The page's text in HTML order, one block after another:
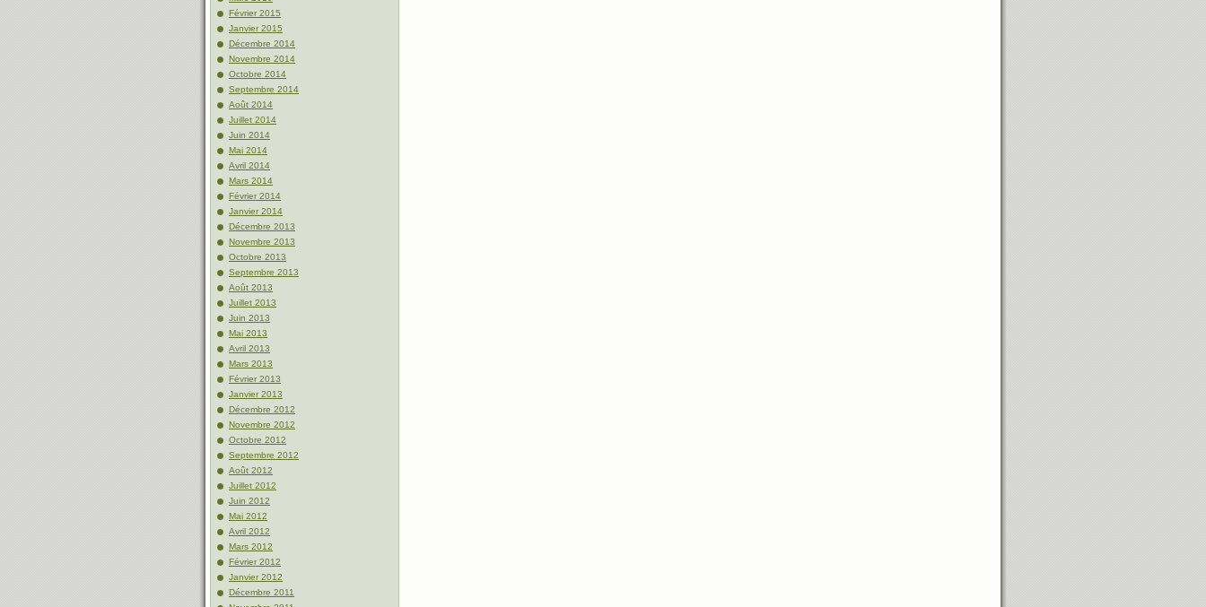
Février 2015
Janvier 2015
Décembre 2014
Novembre 2014
Octobre 2014
Septembre 2014
Août 2014
Juillet 2014
Juin 2014
Mai 2014
Avril 2014
Mars 2014
Février 2014
Janvier 2014
Décembre 2013
Novembre 2013
Octobre 2013
Septembre 2013
Août 2013
Juillet 2013
Juin 2013
Mai 2013
Avril 2013
Mars 2013
Février 2013
Janvier 2013
Décembre 2012
Novembre 2012
Octobre 2012
Septembre 2012
Août 2012
Juillet 2012
Juin 2012
Mai 2012
Avril 2012
Mars 2012
Février 2012
Janvier 2012
Décembre 2011